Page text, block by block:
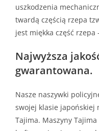
uszkodzenia
twardą częścią rzepa
jest miękka część rzepa
Najwyższa
gwarantowana.
Nasze naszywki
swojej klasie japońskiej
Tajima. Maszyny